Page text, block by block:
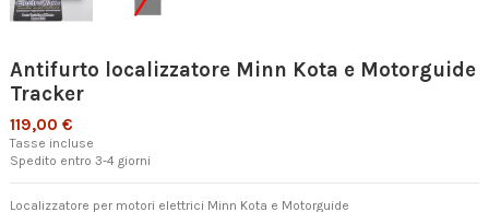
Antifurto localizzatore Minn Kota e Motorguide
Tracker
119,00 €
Tasse incluse
Spedito entro 3-4 giorni
Localizzatore per motori elettrici Minn Kota e Motorguide